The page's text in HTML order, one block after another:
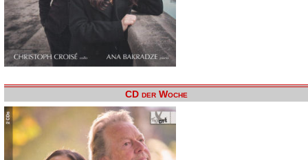
CD der Woche